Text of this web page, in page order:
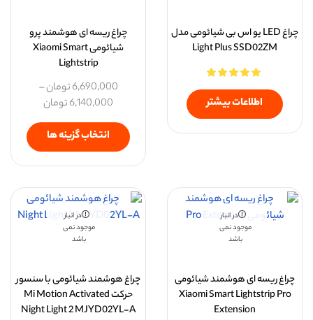
چراغ LED یو اس بی شیائومی مدل
Light Plus SSD02ZM
اطلاعات بیشتر
چراغ ریسه ای هوشمند پرو
شیائومی Xiaomi Smart
Lightstrip
6,690,000تومان–
6,140,000تومان
انتخاب گزینه ها
در انبار
موجود نمی
باشد
چراغ ریسه ای هوشمند شیائومی
Xiaomi Smart Lightstrip Pro
Extension
در انبار
موجود نمی
باشد
چراغ هوشمند شیائومی با سنسور
حرکت Mi Motion Activated
Night Light 2 MJYD02YL-A